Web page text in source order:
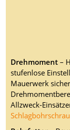
Drehmoment–
stufenlose
Mauerwerk
Allzweck-